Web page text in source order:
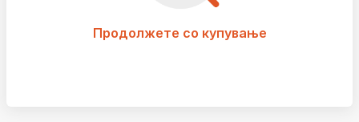
Продолжете со купување